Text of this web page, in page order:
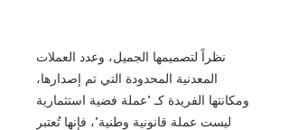
نظراً لتصميمها الجميل، وعدد العملات
المعدنية المحدودة التي تم إصدارها،
ومكانتها الفريدة كـ "عملة فضية استثمارية
ليست عملة قانونية وطنية"، فإنها تُعتبر